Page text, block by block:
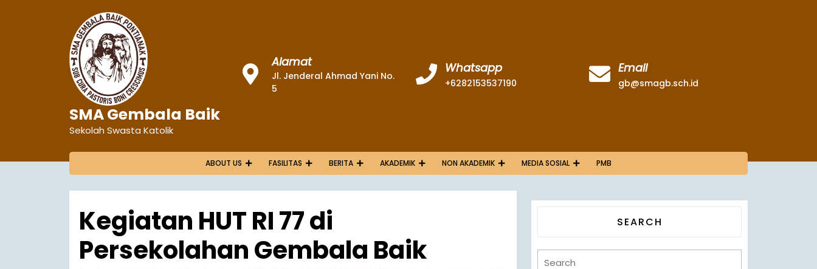
SMA Gembala Baik
Sekolah Swasta Katolik
Alamat
Jl. Jenderal Ahmad Yani No.
5
Whatsapp
+6282153537190
Email
gb@smagb.sch.id
ABOUT US FASILITAS BERITA AKADEMIK NON AKADEMIK MEDIA SOSIAL PMB
Kegiatan HUT RI 77 di
Persekolahan Gembala Baik
SEARCH